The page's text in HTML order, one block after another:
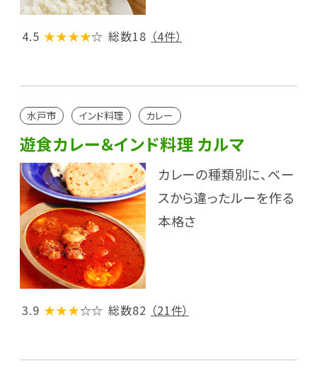
4.5 ★★★★☆ 総数18 （4件）
水戸市 インド料理 カレー
遊食カレー＆インド料理 カルマ
カレーの種類別に、ベー
スから違ったルーを作る
本格さ
3.9 ★★★☆☆ 総数82 （21件）